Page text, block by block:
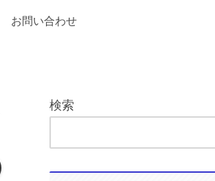
お問い合わせ
検索